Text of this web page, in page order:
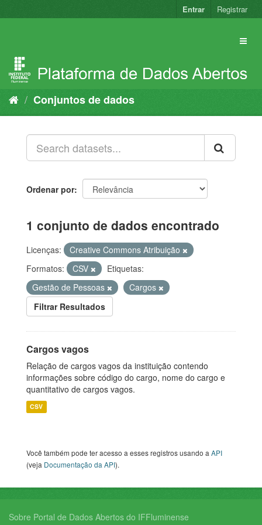
para
Entrar Registrar
Conjuntos de dados
Ordenar por
1 conjunto de dados encontrado
Licenças:
Creative Commons Atribuição
Formatos:
CSV
Etiquetas:
Gestão de Pessoas
Cargos
Filtrar Resultados
Cargos vagos
Relação de cargos vagos da instituição contendo
informações sobre código do cargo, nome do cargo e
quantitativo de cargos vagos.
CSV
Você também pode ter acesso a esses registros usando aAPI
(veja Documentação da API).
Sobre Portal de Dados Abertos do IFFluminense